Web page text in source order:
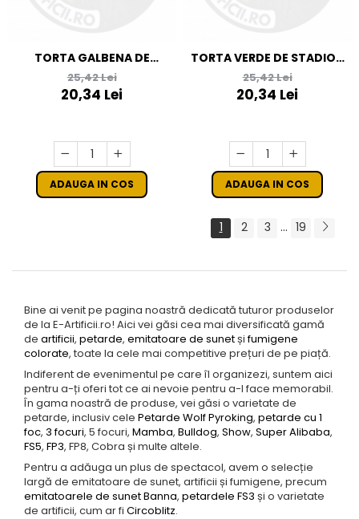
TORTA GALBENA DE
STADION CU STROBOSCOP
25,42 Lei
20,34 Lei
ADAUGA IN COS
TORTA VERDE DE STADION
CU STROBOSCOP
25,42 Lei
20,34 Lei
ADAUGA IN COS
1 2 3 ... 19
Bine ai venit pe pagina noastră dedicată tuturor produselor
de la E-Artificii.ro! Aici vei găsi cea mai diversificată gamă
de artificii, petarde, emitatoare de sunetșifumigene
colorate, toate la cele mai competitive prețuri de pe piață.
Indiferent de evenimentul pe care îl organizezi, suntem aici
pentru a-ți oferi tot ce ai nevoie pentru a-l face memorabil.
În gama noastră de produse, vei găsi o varietate de
petarde, inclusiv cele Petarde Wolf Pyroking, petarde cu 1
foc, 3 focuri, 5 focuri, Mamba, Bulldog, Show, Super Alibaba,
FS5, FP3, FP8, Cobra și multe altele.
Pentru a adăuga un plus de spectacol, avem o selecție
largă de emitatoare de sunet, artificii și fumigene, precum
emitatoarele de sunet Banna, petardele FS3 și o varietate
de artificii, cum ar fi Circoblitz.